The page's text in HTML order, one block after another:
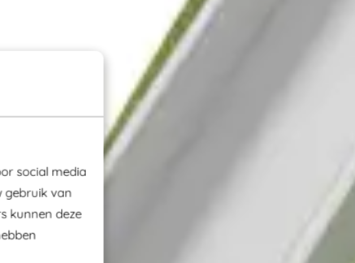
social media
gebruik van
kunnen deze